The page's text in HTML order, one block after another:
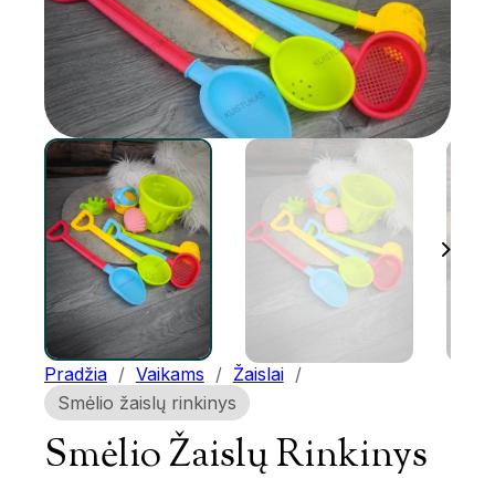
Pradžia / Vaikams / Žaislai /
Smėlio žaislų rinkinys
Smėlio Žaislų Rinkinys